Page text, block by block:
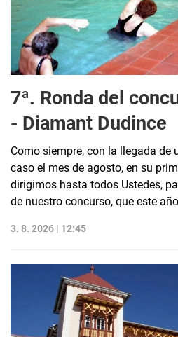
7ª. Ronda del
- Diamant Dudince
Como siempre, con la llegada de
caso el mes de agosto, en su
dirigimos hasta todos Ustedes,
de nuestro concurso, que este
3. 8. 2026 | 12:45